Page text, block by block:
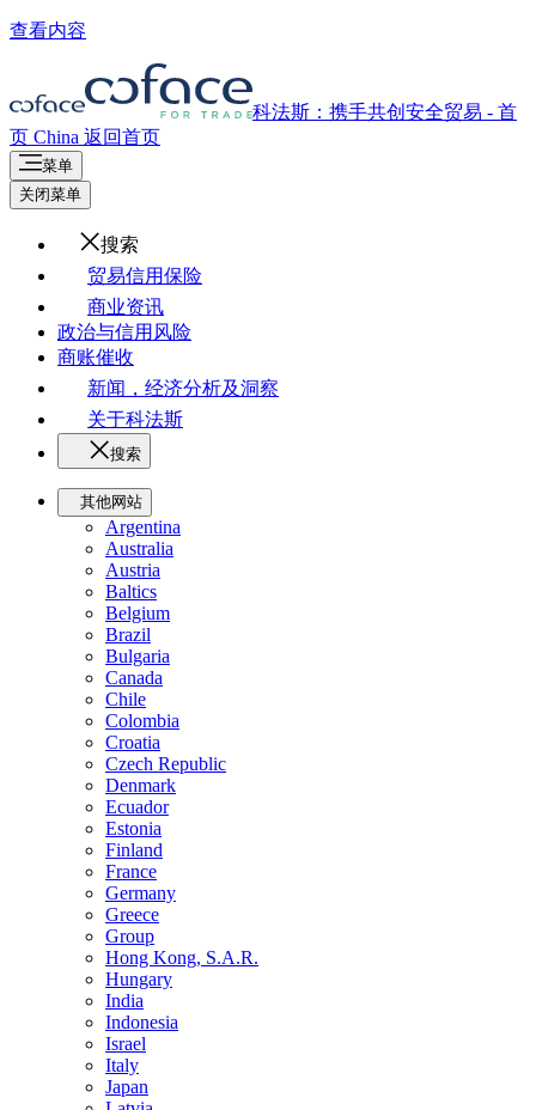
查看内容
科法斯：携手共创安全贸易 - 首
页 China 返回首页
菜单
关闭菜单
搜索
贸易信用保险
商业资讯
政治与信用风险
商账催收
新闻，经济分析及洞察
关于科法斯
搜索
其他网站
Argentina
Australia
Austria
Baltics
Belgium
Brazil
Bulgaria
Canada
Chile
Colombia
Croatia
Czech Republic
Denmark
Ecuador
Estonia
Finland
France
Germany
Greece
Group
Hong Kong, S.A.R.
Hungary
India
Indonesia
Israel
Italy
Japan